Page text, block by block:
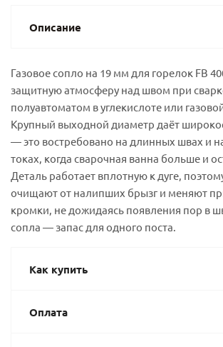
Описание
Газовое сопло на 19 мм для горелок FB
защитную атмосферу над швом при
полуавтоматом в углекислоте или
Крупный выходной диаметр даёт
— это востребовано на длинных швах и
токах, когда сварочная ванна больше и
Деталь работает вплотную к дуге,
очищают от налипших брызг и меняют
кромки, не дожидаясь появления пор в
сопла — запас для одного поста.
Как купить
Оплата